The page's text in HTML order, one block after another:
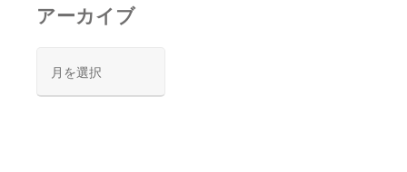
アーカイブ
カ